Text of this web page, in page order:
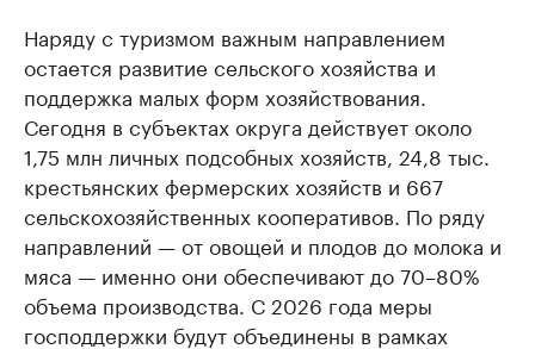
Наряду с туризмом важным направлением
остается развитие сельского хозяйства и
поддержка малых форм хозяйствования.
Сегодня в субъектах округа действует около
1,75 млн личных подсобных хозяйств, 24,8 тыс.
крестьянских фермерских хозяйств и 667
сельскохозяйственных кооперативов. По ряду
направлений — от овощей и плодов до молока и
мяса — именно они обеспечивают до 70–80%
объема производства. С 2026 года меры
господдержки будут объединены в рамках